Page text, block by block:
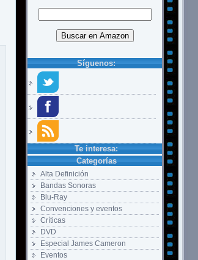
Síguenos:
Te interesa:
Categorías
Alta Definición
Bandas Sonoras
Blu-Ray
Convenciones y eventos
Críticas
DVD
Especial James Cameron
Eventos